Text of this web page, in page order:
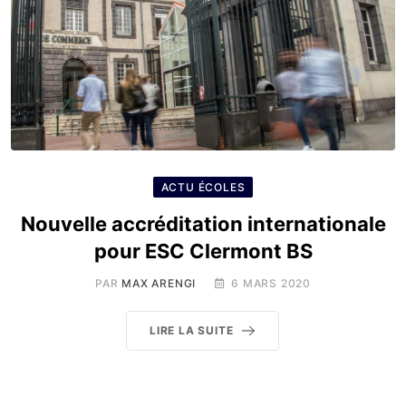
ACTU ÉCOLES
Nouvelle accréditation internationale
pour ESC Clermont BS
PAR MAX ARENGI 6 MARS 2020
LIRE LA SUITE